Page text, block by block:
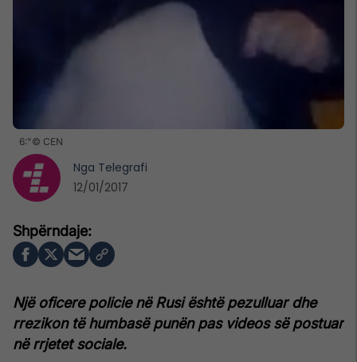
6:"© CEN
Një oficere policie në Rusi është pezulluar dhe
rrezikon të humbasë punën pas videos së postuar
në rrjetet sociale.
Nga Telegrafi
12/01/2017